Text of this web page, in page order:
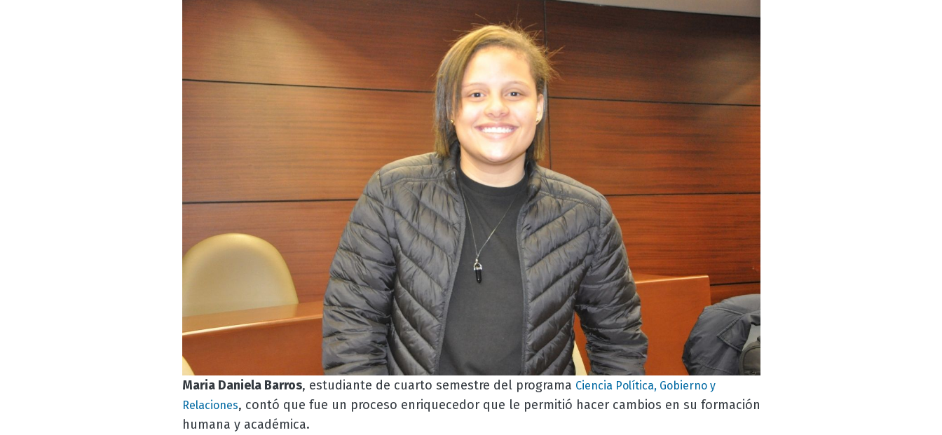
Maria Daniela Barros, estudiante de cuarto semestre del programa Ciencia Política, Gobierno y
Relaciones, contó que fue un proceso enriquecedor que le permitió hacer cambios en su formación
humana y académica.